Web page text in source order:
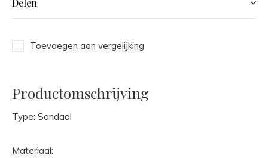
Delen
Toevoegen aan vergelijking
Productomschrijving
Type: Sandaal
Materiaal: